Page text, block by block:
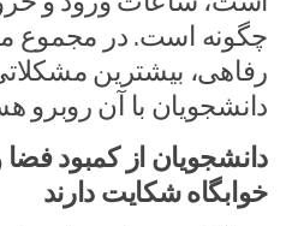
چگونه است. در مجموع
رفاهی، بیشترین
دانشجویان با آن روبرو
دانشجویان از کمبود فضا
خوابگاه شکایت دارند